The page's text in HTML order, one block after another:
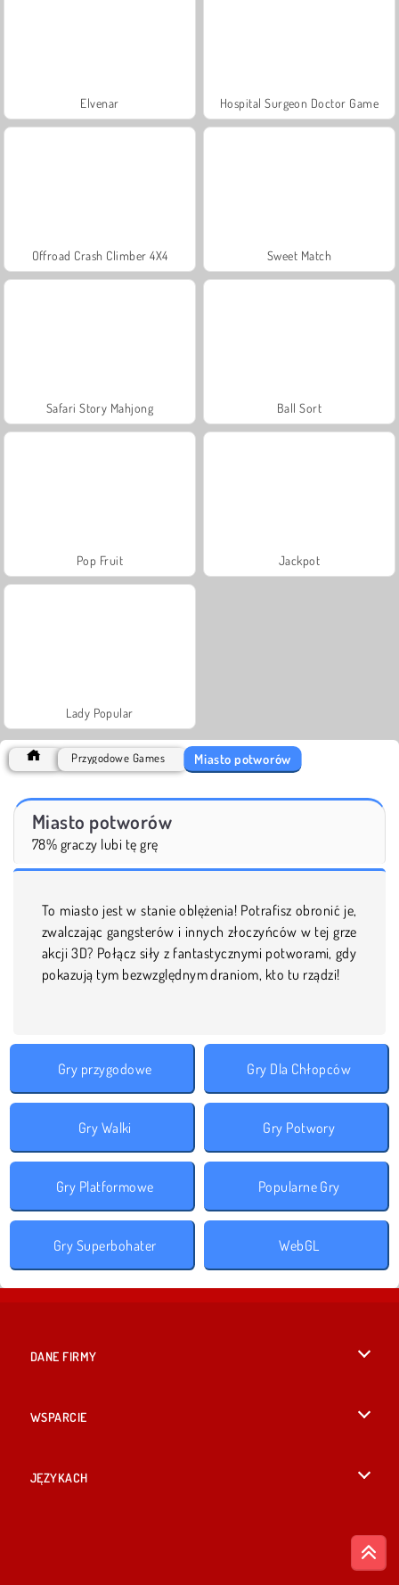
Elvenar Hospital Surgeon Doctor Game
Offroad Crash Climber 4X4 Sweet Match
Safari Story Mahjong Ball Sort
Pop Fruit Jackpot
Lady Popular
Przygodowe Games Miasto potworów
Miasto potworów
78% graczy lubi tę grę
To miasto jest w stanie oblężenia! Potrafisz obronić je,
zwalczając gangsterów i innych złoczyńców w tej grze
akcji 3D? Połącz siły z fantastycznymi potworami, gdy
pokazują tym bezwzględnym draniom, kto tu rządzi!
Gry przygodowe Gry Dla Chłopców
Gry Walki Gry Potwory
Gry Platformowe Popularne Gry
Gry Superbohater WebGL
DANE FIRMY
WSPARCIE
JĘZYKACH